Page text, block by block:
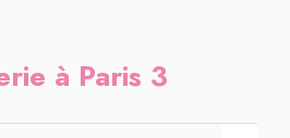
à Paris 3